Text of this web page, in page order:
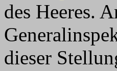
des Heeres.
dieser